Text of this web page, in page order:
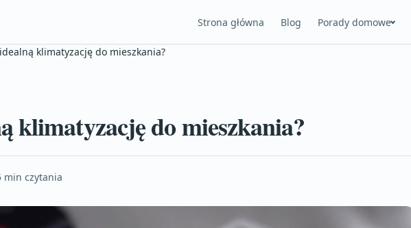
Strona główna Blog Porady domowe
klimatyzację do mieszkania?
klimatyzację do mieszkania?
min czytania